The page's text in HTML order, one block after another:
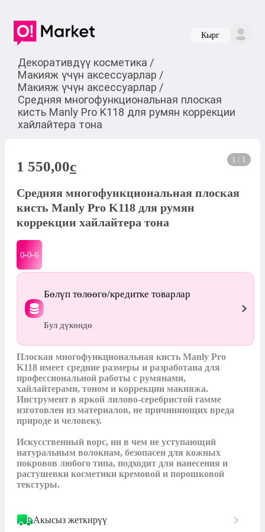
Кырг
Декоративдүү косметика /
Макияж үчүн аксессуарлар /
Макияж үчүн аксессуарлар /
Средняя многофункциональная плоская
кисть Manly Pro K118 для румян коррекции
хайлайтера тона
1 / 1
1 550,00c
Средняя многофункциональная плоская
кисть Manly Pro K118 для румян
коррекции хайлайтера тона
0-0-6
Бөлүп төлөөгө/кредитке товарлар
Бул дүкөндө
Плоская многофункциональная кисть Manly Pro
K118 имеет средние размеры и разработана для
профессиональной работы с румянами,
хайлайтерами, тоном и коррекции макияжа.
Инструмент в яркой лилово-серебристой гамме
изготовлен из материалов, не причиняющих вреда
природе и человеку.
Искусственный ворс, ни в чем не уступающий
натуральным волокнам, безопасен для кожных
покровов любого типа, подходит для нанесения и
растушевки косметики кремовой и порошковой
текстуры.
Акысыз жеткирүү